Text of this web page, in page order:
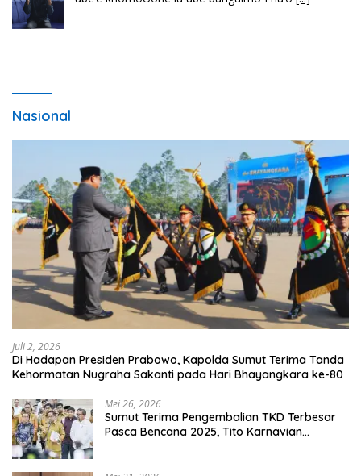
Nasional
Juli 2, 2026
Di Hadapan Presiden Prabowo, Kapolda Sumut Terima Tanda
Kehormatan Nugraha Sakanti pada Hari Bhayangkara ke-80
Mei 26, 2026
Sumut Terima Pengembalian TKD Terbesar
Pasca Bencana 2025, Tito Karnavian